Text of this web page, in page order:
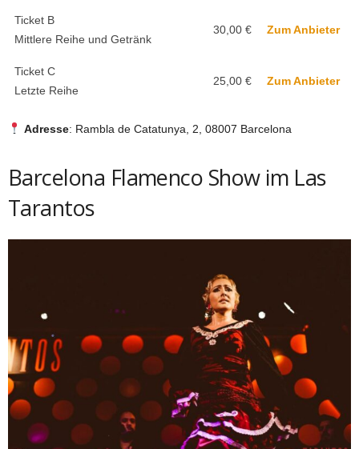
Ticket B
Mittlere Reihe und Getränk
30,00 € Zum Anbieter
Ticket C
Letzte Reihe
25,00 € Zum Anbieter
Adresse: Rambla de Catatunya, 2, 08007 Barcelona
Barcelona Flamenco Show im Las
Tarantos